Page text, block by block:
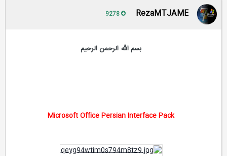
RezaMTJAME
بسم الله الرحمن الرحیم
Microsoft Office Persian Interface Pack